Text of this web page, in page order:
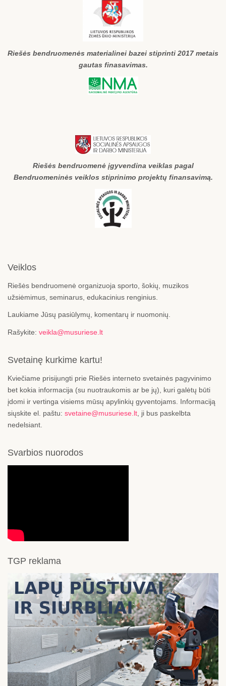
Riešės bendruomenės materialinei bazei stiprinti 2017 metais
gautas finasavimas.
Riešės bendruomenė įgyvendina veiklas pagal
Bendruomeninės veiklos stiprinimo projektų finansavimą.
Veiklos
Riešės bendruomenė organizuoja sporto, šokių, muzikos
užsiėmimus, seminarus, edukacinius renginius.
Laukiame Jūsų pasiūlymų, komentarų ir nuomonių.
Rašykite: veikla@musuriese.lt
Svetainę kurkime kartu!
Kviečiame prisijungti prie Riešės interneto svetainės pagyvinimo
bet kokia informacija (su nuotraukomis ar be jų), kuri galėtų būti
įdomi ir vertinga visiems mūsų apylinkių gyventojams. Informaciją
siųskite el. paštu: svetaine@musuriese.lt , ji bus paskelbta
nedelsiant.
Svarbios nuorodos
TGP reklama